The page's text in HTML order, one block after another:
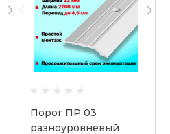
Порог ПР 03
разноуровневый